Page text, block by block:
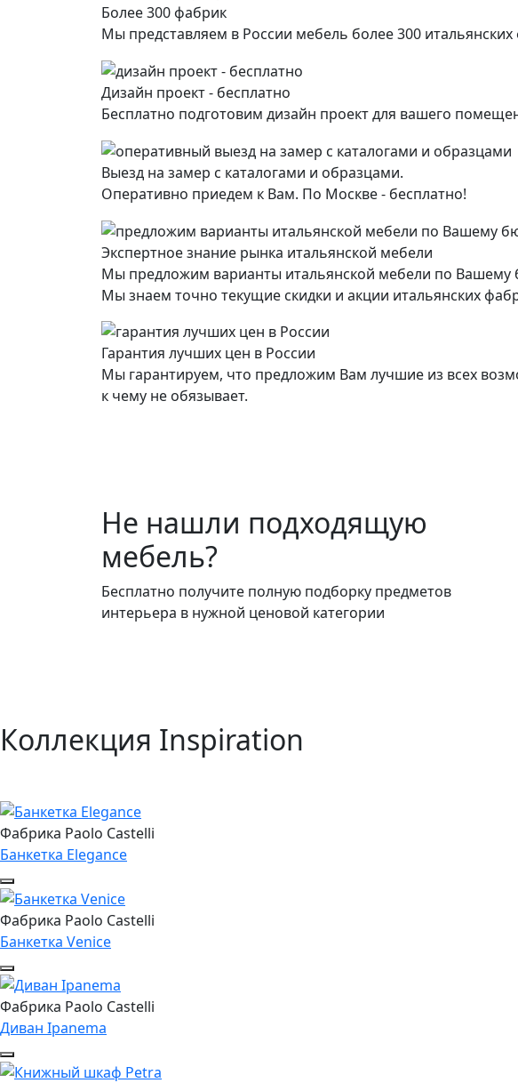
Более 300 фабрик
Мы представляем в России мебель более 300
Дизайн проект - бесплатно
Бесплатно подготовим дизайн проект для вашего
Выезд на замер с каталогами и образцами.
Оперативно приедем к Вам. По Москве - бесплатно!
Экспертное знание рынка итальянской мебели
Мы предложим варианты итальянской мебели по Вашему
Мы знаем точно текущие скидки и акции итальянских
Гарантия лучших цен в России
Мы гарантируем, что предложим Вам лучшие из всех
к чему не обязывает.
Не нашли подходящую
мебель?
Бесплатно получите полную подборку предметов
интерьера в нужной ценовой категории
Коллекция Inspiration
Фабрика Paolo Castelli
Банкетка Elegance
Фабрика Paolo Castelli
Банкетка Venice
Фабрика Paolo Castelli
Диван Ipanema